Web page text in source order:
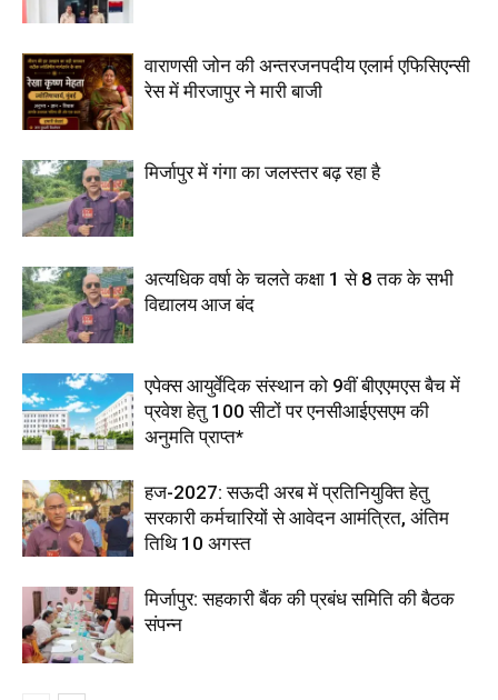
वाराणसी जोन की अन्तरजनपदीय एलार्म एफिसिएन्सी
रेस में मीरजापुर ने मारी बाजी
मिर्जापुर में गंगा का जलस्तर बढ़ रहा है
अत्यधिक वर्षा के चलते कक्षा 1 से 8 तक के सभी
विद्यालय आज बंद
एपेक्स आयुर्वेदिक संस्थान को 9वीं बीएएमएस बैच में
प्रवेश हेतु 100 सीटों पर एनसीआईएसएम की
अनुमति प्राप्त*
हज-2027: सऊदी अरब में प्रतिनियुक्ति हेतु
सरकारी कर्मचारियों से आवेदन आमंत्रित, अंतिम
तिथि 10 अगस्त
मिर्जापुर: सहकारी बैंक की प्रबंध समिति की बैठक
संपन्न